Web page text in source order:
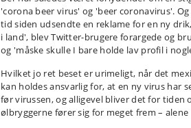
'corona beer virus' og 'beer coronavirus'.
tid siden udsendte en reklame for en ny
i land', blev Twitter-brugere forargede og
og 'måske skulle I bare holde lav profil i
Hvilket jo ret beset er urimeligt, når det
kan holdes ansvarlig for, at en ny virus har
før virussen, og alligevel bliver det for tiden
ølbryggerne fører sig for meget frem –